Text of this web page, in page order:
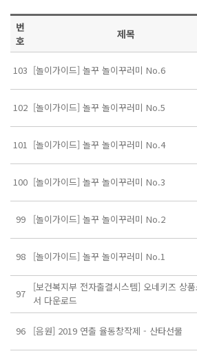
번
호
제목
103 [놀이가이드] 놀꾸 놀이꾸러미 No.6
102 [놀이가이드] 놀꾸 놀이꾸러미 No.5
101 [놀이가이드] 놀꾸 놀이꾸러미 No.4
100 [놀이가이드] 놀꾸 놀이꾸러미 No.3
99 [놀이가이드] 놀꾸 놀이꾸러미 No.2
98 [놀이가이드] 놀꾸 놀이꾸러미 No.1
97
[보건복지부 전자출결시스템] 오네키즈 상
서 다운로드
96 [음원] 2019 연출 율동창작제 - 산타선물